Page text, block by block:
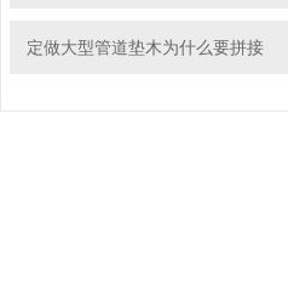
定做大型管道垫木为什么要拼接